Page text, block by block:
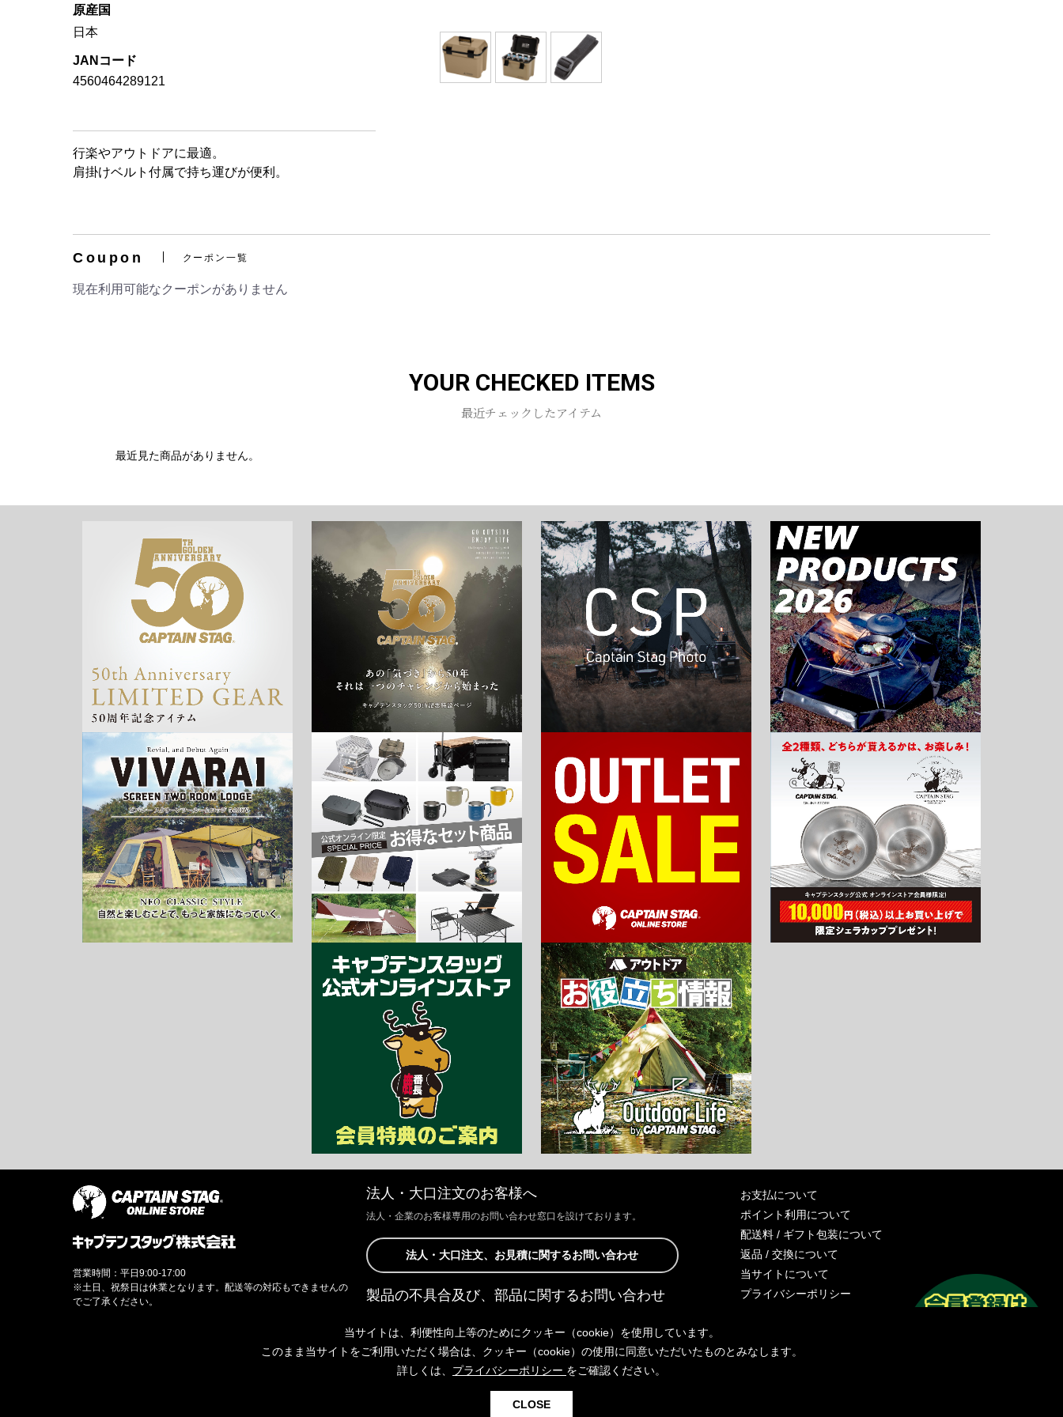
お買い物を続ける カートへ進む
原産国
日本
JANコード
4560464289121
行楽やアウトドアに最適。
肩掛けベルト付属で持ち運びが便利。
Coupon クーポン一覧
現在利用可能なクーポンがありません
YOUR CHECKED ITEMS
最近チェックしたアイテム
最近見た商品がありません。
法人・大口注文のお客様へ
法人・企業のお客様専用のお問い合わせ窓口を設けております。
法人・大口注文、お見積に関するお問い合わせ
製品の不具合及び、部品に関するお問い合わせ
きましては、Webサイトにて承っております。
以下よりご連絡ください。
お支払について
ポイント利用について
配送料 / ギフト包装について
返品 / 交換について
当サイトについて
プライバシーポリシー
お問い合わせ
営業時間：平日9:00-17:00
※土日、祝祭日は休業となります。配送等の対応もできませんの
でご了承ください。
当サイトは、利便性向上等のためにクッキー（cookie）を使用しています。
このまま当サイトをご利用いただく場合は、クッキー（cookie）の使用に同意いただいたものとみなします。
詳しくは、 プライバシーポリシー をご確認ください。
CLOSE